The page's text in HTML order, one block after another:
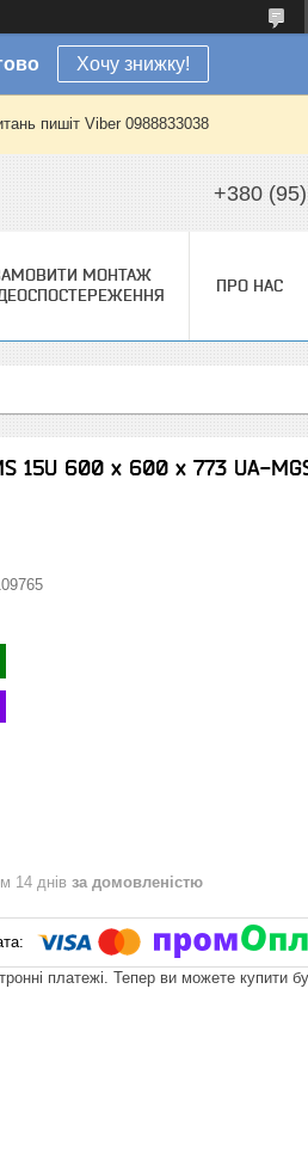
Хочу знижку!
пишіт Viber 0988833038
+380
МОНТАЖ
ПРО НАС
15U 600 х 600 x 773 UA-
14 днів за домовленістю
платежі. Тепер ви можете купити